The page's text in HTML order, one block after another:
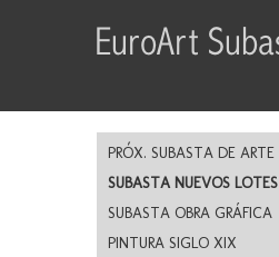
PRÓX. SUBASTA DE ARTE
SUBASTA NUEVOS LOTES
SUBASTA OBRA GRÁFICA
PINTURA SIGLO XIX